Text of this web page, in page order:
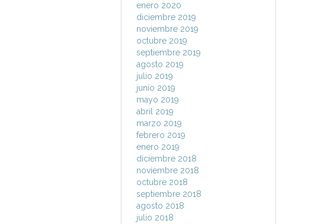
enero 2020
diciembre 2019
noviembre 2019
octubre 2019
septiembre 2019
agosto 2019
julio 2019
junio 2019
mayo 2019
abril 2019
marzo 2019
febrero 2019
enero 2019
diciembre 2018
noviembre 2018
octubre 2018
septiembre 2018
agosto 2018
julio 2018